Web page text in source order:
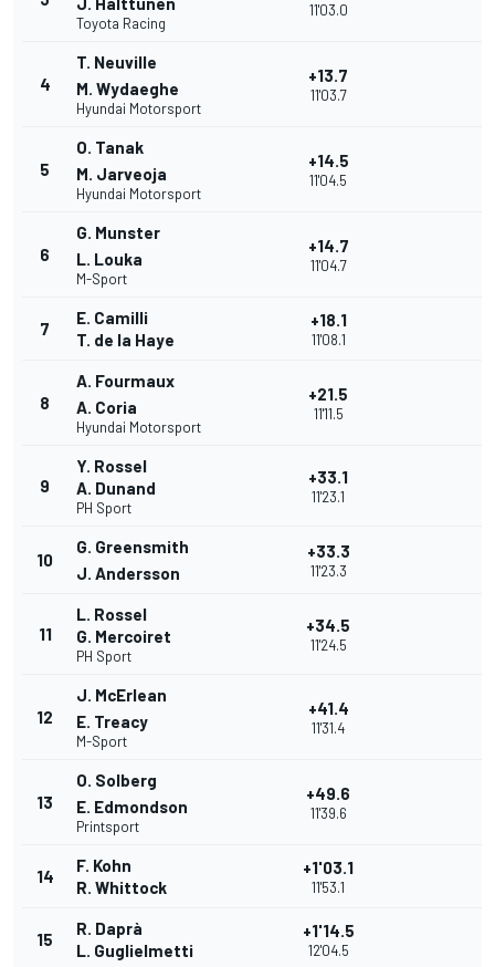
Toyota Racing
11'03.0
4
T. Neuville
M. Wydaeghe
Hyundai Motorsport
+13.7
11'03.7
5
O. Tanak
M. Jarveoja
Hyundai Motorsport
+14.5
11'04.5
6
G. Munster
L. Louka
M-Sport
+14.7
11'04.7
7
E. Camilli
T. de la Haye
+18.1
11'08.1
8
A. Fourmaux
A. Coria
Hyundai Motorsport
+21.5
11'11.5
9
Y. Rossel
A. Dunand
PH Sport
+33.1
11'23.1
10
G. Greensmith
J. Andersson
+33.3
11'23.3
11
L. Rossel
G. Mercoiret
PH Sport
+34.5
11'24.5
12
J. McErlean
E. Treacy
M-Sport
+41.4
11'31.4
13
O. Solberg
E. Edmondson
Printsport
+49.6
11'39.6
14
F. Kohn
R. Whittock
+1'03.1
11'53.1
15
R. Daprà
L. Guglielmetti
+1'14.5
12'04.5